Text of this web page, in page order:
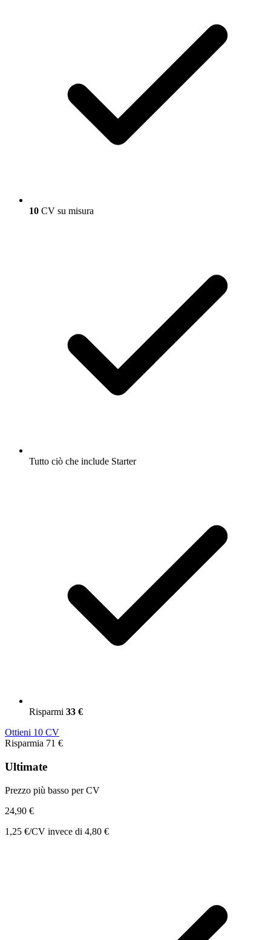
10 CV su misura
Tutto ciò che include Starter
Risparmi 33 €
Ottieni 10 CV
Risparmia 71 €
Ultimate
Prezzo più basso per CV
24,90 €
1,25 €/CV invece di 4,80 €